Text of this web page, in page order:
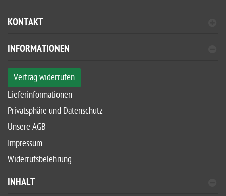
KONTAKT
INFORMATIONEN
Vertrag widerrufen
Lieferinformationen
Privatsphäre und Datenschutz
Unsere AGB
Impressum
Widerrufsbelehrung
INHALT